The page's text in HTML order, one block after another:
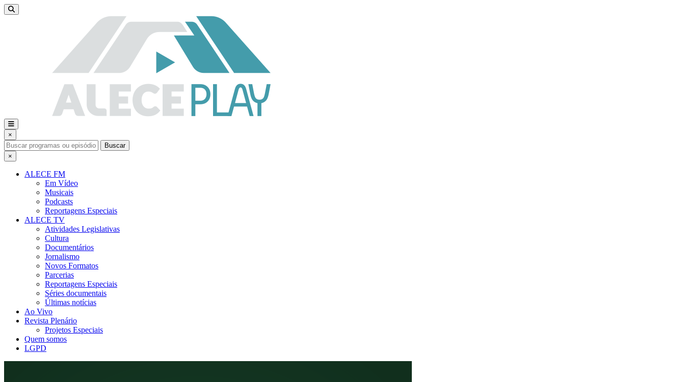
×
Buscar
×
ALECE FM
Em Vídeo
Musicais
Podcasts
Reportagens Especiais
ALECE TV
Atividades Legislativas
Cultura
Documentários
Jornalismo
Novos Formatos
Parcerias
Reportagens Especiais
Séries documentais
Últimas notícias
Ao Vivo
Revista Plenário
Projetos Especiais
Quem somos
LGPD